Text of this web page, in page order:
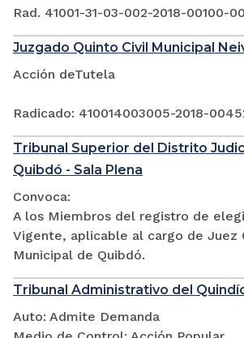
Rad. 41001-31-03-002-2018-00100-00
Juzgado Quinto Civil Municipal
Acción deTutela
Radicado: 410014003005-2018-
Tribunal Superior del Distrito
Quibdó - Sala Plena
Convoca:
A los Miembros del registro de
Vigente, aplicable al cargo de Juez
Municipal de Quibdó.
Tribunal Administrativo del
Auto: Admite Demanda